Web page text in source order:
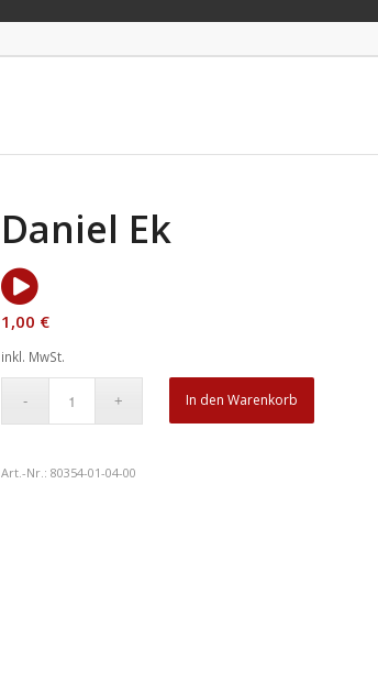
Daniel Ek
1,00 €
inkl. MwSt.
In den Warenkorb
Art.-Nr.:80354-01-04-00